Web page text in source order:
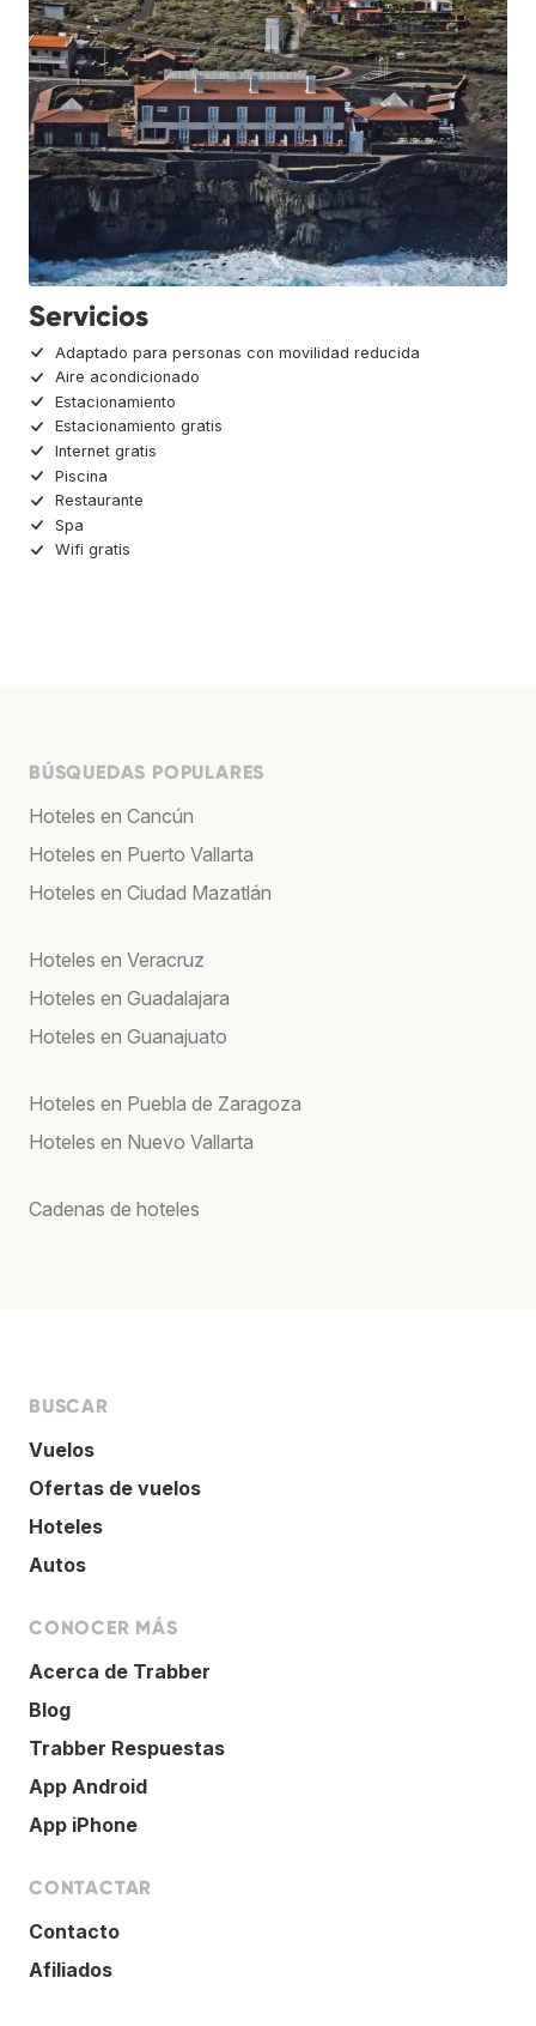
Servicios
Adaptado para personas con movilidad reducida
Aire acondicionado
Estacionamiento
Estacionamiento gratis
Internet gratis
Piscina
Restaurante
Spa
Wifi gratis
BÚSQUEDAS POPULARES
Hoteles en Cancún
Hoteles en Puerto Vallarta
Hoteles en Ciudad Mazatlán
Hoteles en Veracruz
Hoteles en Guadalajara
Hoteles en Guanajuato
Hoteles en Puebla de Zaragoza
Hoteles en Nuevo Vallarta
Cadenas de hoteles
BUSCAR
Vuelos
Ofertas de vuelos
Hoteles
Autos
CONOCER MÁS
Acerca de Trabber
Blog
Trabber Respuestas
App Android
App iPhone
CONTACTAR
Contacto
Afiliados